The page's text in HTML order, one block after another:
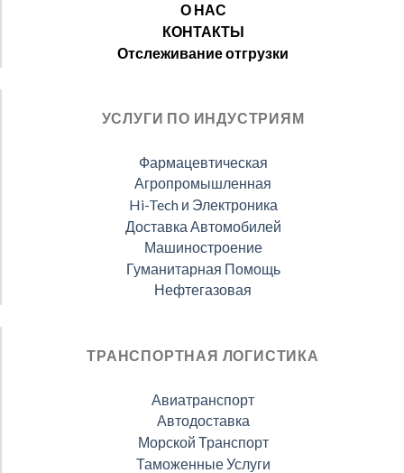
О НАС
КОНТАКТЫ
Отслеживание отгрузки
УСЛУГИ ПО ИНДУСТРИЯМ
Фармацевтическая
Агропромышленная
Hi-Tech и Электроника
Доставка Автомобилей
Машиностроение
Гуманитарная Помощь
Нефтегазовая
ТРАНСПОРТНАЯ ЛОГИСТИКА
Авиатранспорт
Автодоставка
Морской Транспорт
Таможенные Услуги